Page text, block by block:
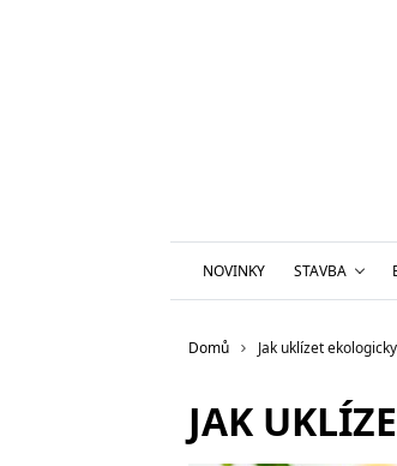
NOVINKY STAVBA
Domů Jak uklízet ekologicky
JAK